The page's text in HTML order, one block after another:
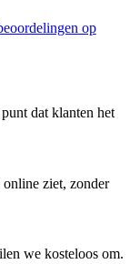
op
dat klanten het
ziet, zonder
we kosteloos om.